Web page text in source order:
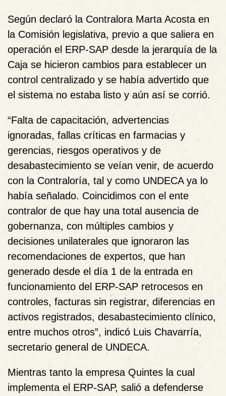
Según declaró la Contralora Marta Acosta en
la Comisión legislativa, previo a que saliera en
operación el ERP-SAP desde la jerarquía de la
Caja se hicieron cambios para establecer un
control centralizado y se había advertido que
el sistema no estaba listo y aún así se corrió.
“Falta de capacitación, advertencias
ignoradas, fallas críticas en farmacias y
gerencias, riesgos operativos y de
desabastecimiento se veían venir, de acuerdo
con la Contraloría, tal y como UNDECA ya lo
había señalado. Coincidimos con el ente
contralor de que hay una total ausencia de
gobernanza, con múltiples cambios y
decisiones unilaterales que ignoraron las
recomendaciones de expertos, que han
generado desde el día 1 de la entrada en
funcionamiento del ERP-SAP retrocesos en
controles, facturas sin registrar, diferencias en
activos registrados, desabastecimiento clínico,
entre muchos otros”, indicó Luis Chavarría,
secretario general de UNDECA.
Mientras tanto la empresa Quintes la cual
implementa el ERP-SAP, salió a defenderse